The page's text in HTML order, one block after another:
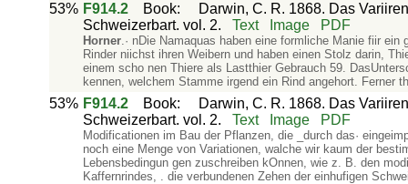
53% F914.2 Book:
Darwin, C. R. 1868. Das
Schweizerbart. vol. 2.
Text Image PDF
Horner.· nDie Namaquas haben eine formliche Manie fiir
Rinder niichst ihren Weibern und haben einen Stolz darin,
einem scho­ nen Thiere als Lastthier Gebrauch 59.
kennen, welchem Stamme irgend ein Rind angehort. Ferner
53% F914.2 Book:
Darwin, C. R. 1868. Das
Schweizerbart. vol. 2.
Text Image PDF
Modificationen im Bau der Pflanzen, die _durch das·
noch eine Menge von Variationen, walche wir kaum der
Lebensbedingun­ gen zuschreiben kOnnen, wie z. B. den
Kaffernrindes, . die verbundenen Zehen der einhufigen